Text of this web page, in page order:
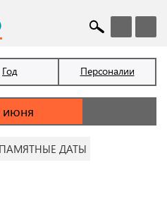
Год Персоналии
ДАТЫ